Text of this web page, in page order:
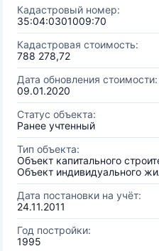
Кадастровый номер:
35:04:0301009:70
Кадастровая стоимость:
788 278,72
Дата обновления стоимости:
09.01.2020
Статус объекта:
Ранее учтенный
Тип объекта:
Объект капитального
Объект индивидуального
Дата постановки на учёт:
24.11.2011
Год постройки:
1995